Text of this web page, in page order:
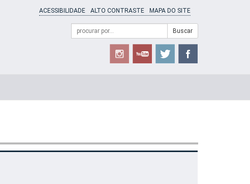
ACESSIBILIDADE ALTO CONTRASTE MAPA DO SITE
Formulário
Campo
de
Buscar